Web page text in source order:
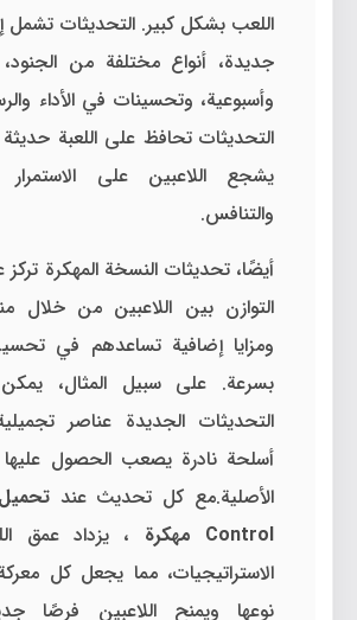
اللعب بشكل كبير. التحديثات تشمل
جديدة، أنواع مختلفة من
وأسبوعية، وتحسينات في الأداء
التحديثات تحافظ على اللعبة حديثة
يشجع اللاعبين على
والتنافس.
أيضًا، تحديثات النسخة المهكرة
التوازن بين اللاعبين من خلال
ومزايا إضافية تساعدهم في
بسرعة. على سبيل المثال،
التحديثات الجديدة عناصر
أسلحة نادرة يصعب الحصول
الأصلية.مع كل تحديث عند
Control مهكرة
، يزداد عمق
الاستراتيجيات، مما يجعل كل
نوعها ويمنح اللاعبين فرصًا